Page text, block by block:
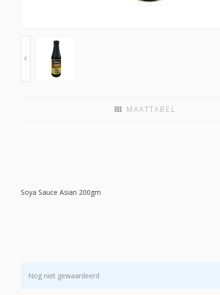
MAATTABEL
Soya Sauce Asian 200gm
Nog niet gewaardeerd